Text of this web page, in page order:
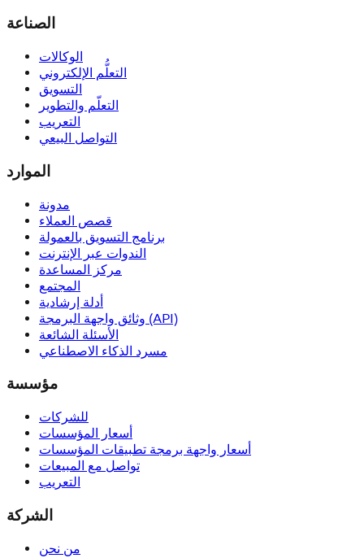
الصناعة
الوكالات
التعلُّم الإلكتروني
التسويق
التعلّم والتطوير
التعريب
التواصل البيعي
الموارد
مدونة
قصص العملاء
برنامج التسويق بالعمولة
الندوات عبر الإنترنت
مركز المساعدة
المجتمع
أدلة إرشادية
وثائق واجهة البرمجة (API)
الأسئلة الشائعة
مسرد الذكاء الاصطناعي
مؤسسة
للشركات
أسعار المؤسسات
أسعار واجهة برمجة تطبيقات المؤسسات
تواصل مع المبيعات
التعريب
الشركة
من نحن